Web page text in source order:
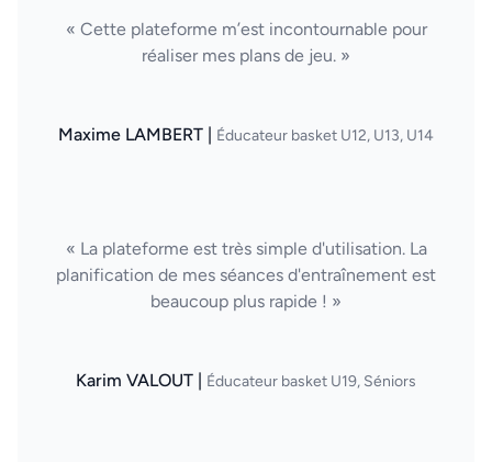
« Cette plateforme m’est incontournable pour
réaliser mes plans de jeu. »
Maxime LAMBERT | Éducateur basket U12, U13, U14
« La plateforme est très simple d'utilisation. La
planification de mes séances d'entraînement est
beaucoup plus rapide ! »
Karim VALOUT | Éducateur basket U19, Séniors